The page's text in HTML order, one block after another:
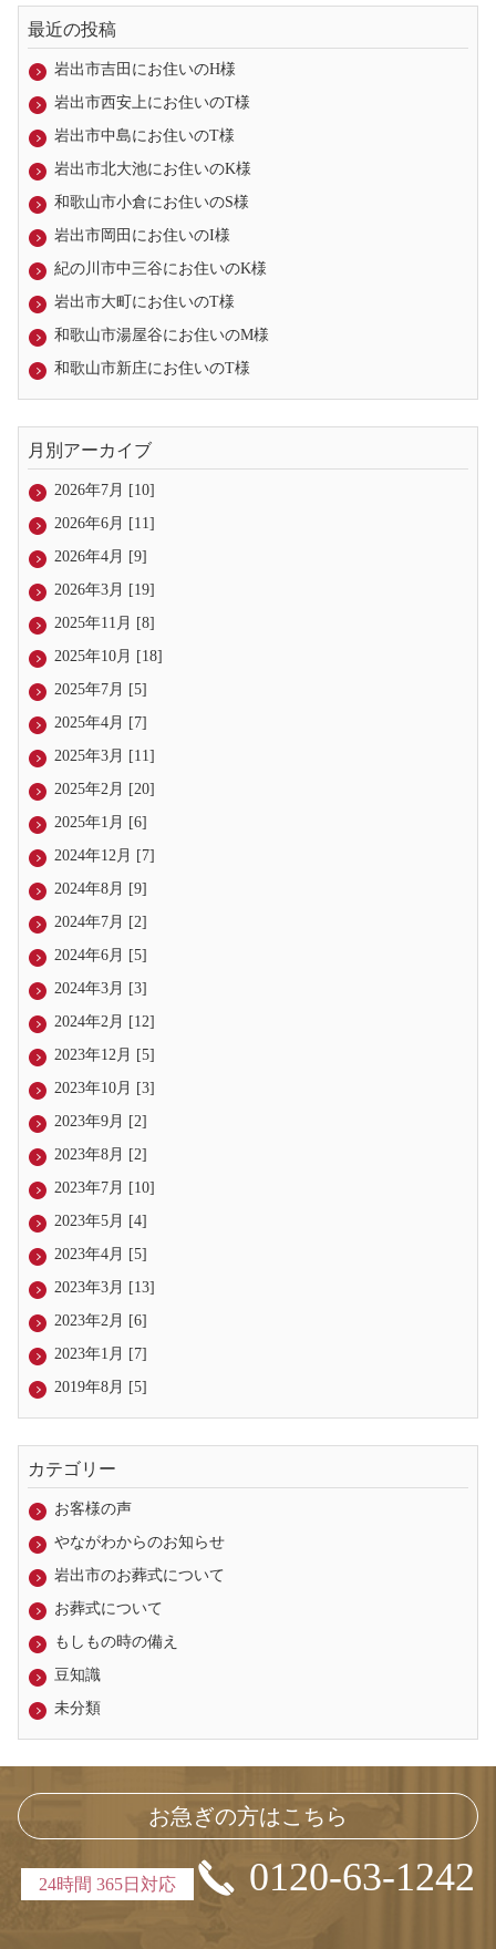
最近の投稿
岩出市吉田にお住いのH様
岩出市西安上にお住いのT様
岩出市中島にお住いのT様
岩出市北大池にお住いのK様
和歌山市小倉にお住いのS様
岩出市岡田にお住いのI様
紀の川市中三谷にお住いのK様
岩出市大町にお住いのT様
和歌山市湯屋谷にお住いのM様
和歌山市新庄にお住いのT様
月別アーカイブ
2026年7月 [10]
2026年6月 [11]
2026年4月 [9]
2026年3月 [19]
2025年11月 [8]
2025年10月 [18]
2025年7月 [5]
2025年4月 [7]
2025年3月 [11]
2025年2月 [20]
2025年1月 [6]
2024年12月 [7]
2024年8月 [9]
2024年7月 [2]
2024年6月 [5]
2024年3月 [3]
2024年2月 [12]
2023年12月 [5]
2023年10月 [3]
2023年9月 [2]
2023年8月 [2]
2023年7月 [10]
2023年5月 [4]
2023年4月 [5]
2023年3月 [13]
2023年2月 [6]
2023年1月 [7]
2019年8月 [5]
カテゴリー
お客様の声
やながわからのお知らせ
岩出市のお葬式について
お葬式について
もしもの時の備え
豆知識
未分類
お急ぎの方はこちら
24時間 365日対応 0120-63-1242